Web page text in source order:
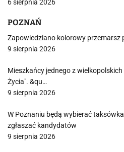
6 sierpnia 2026
POZNAŃ
Zapowiedziano kolorowy przemarsz
9 sierpnia 2026
Mieszkańcy jednego z
Życia". &qu…
9 sierpnia 2026
W Poznaniu będą wybierać
zgłaszać kandydatów
9 sierpnia 2026